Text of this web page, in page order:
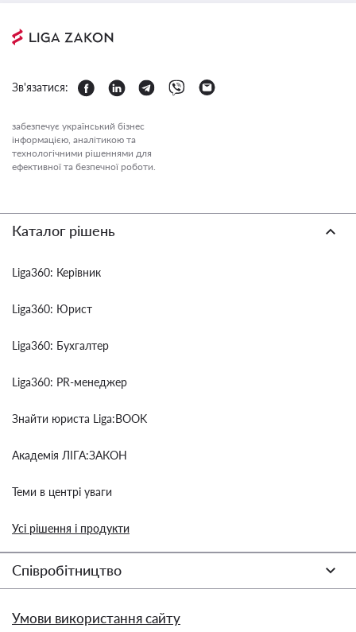
Зв'язатися:
забезпечує український бізнес
інформацією, аналітикою та
технологічними рішеннями для
ефективної та безпечної роботи.
Каталог рішень
Liga360: Керівник
Liga360: Юрист
Liga360: Бухгалтер
Liga360: PR-менеджер
Знайти юриста Liga:BOOK
Академія ЛІГА:ЗАКОН
Теми в центрі уваги
Усі рішення і продукти
Співробітництво
Умови використання сайту